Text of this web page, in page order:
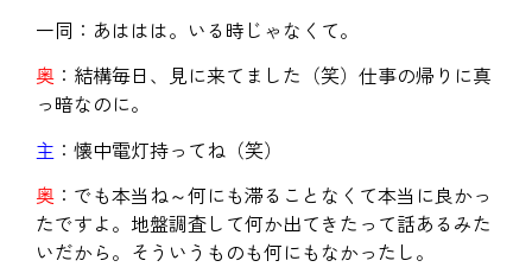
一同：あははは。いる時じゃなくて。
奥 ：結構毎日、見に来てました（笑）仕事の帰りに真
っ暗なのに。
主 ：懐中電灯持ってね（笑）
奥 ：でも本当ね～何にも滞ることなくて本当に良かっ
たですよ。地盤調査して何か出てきたって話あるみた
いだから。そういうものも何にもなかったし。